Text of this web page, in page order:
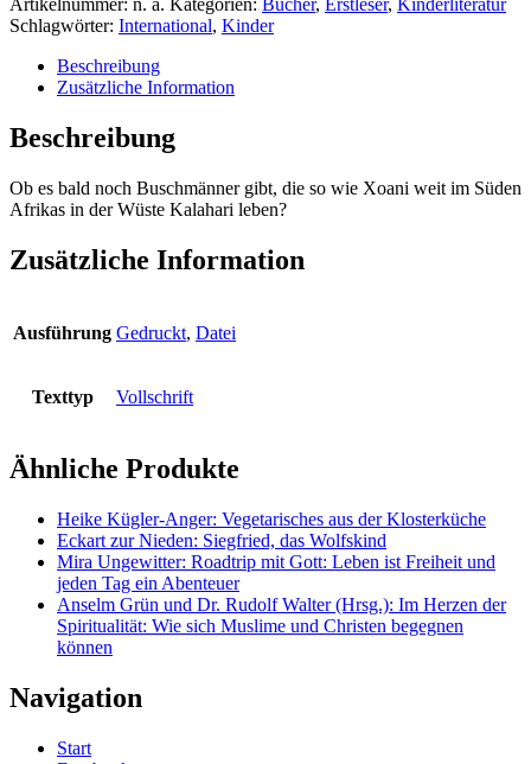
aus
dem
Land
Buschmänner
Menge
Schlagwörter: International, Kinder
Beschreibung
Zusätzliche Information
Beschreibung
Ob es bald noch Buschmänner gibt, die so wie Xoani weit im Süden
Afrikas in der Wüste Kalahari leben?
Zusätzliche Information
Ausführung Gedruckt, Datei
Texttyp Vollschrift
Ähnliche Produkte
Heike Kügler-Anger: Vegetarisches aus der Klosterküche
Eckart zur Nieden: Siegfried, das Wolfskind
Mira Ungewitter: Roadtrip mit Gott: Leben ist Freiheit und
jeden Tag ein Abenteuer
Anselm Grün und Dr. Rudolf Walter (Hrsg.): Im Herzen der
Spiritualität: Wie sich Muslime und Christen begegnen
können
Navigation
Start